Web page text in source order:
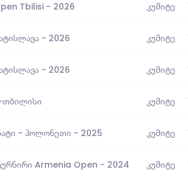
Tbilisi - 2026 კუმიტე
- 2026 კუმიტე
- 2026 კუმიტე
თბილისი კუმიტე
- პოლონეთი - 2025 კუმიტე
Armenia Open - 2024 კუმიტე